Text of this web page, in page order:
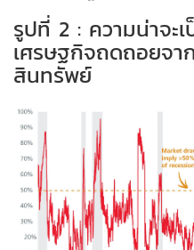
รูปที่ 2 : ความน่าจะเ
เศรษฐกิจถดถอยจ
สินทรัพย์